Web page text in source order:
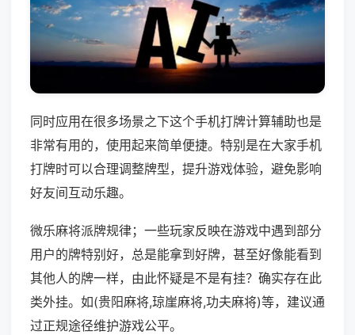
同时应用在很多场景之下这个手机打牌计算辅助也是
非常有用的，使用起来简单便捷。特别是在大家手机
打牌时可以合理调整牌型，提升游戏体验，避免影响
好友间互动乐趣。
微乐麻将派牌规律；一些玩家反映在游戏中遇到部分
用户的牌特别好，总是能拿到好牌，甚至好像能看到
其他人的牌一样，由此怀疑是不是有挂？确实存在此
类外挂。如(贵阳麻将,琼崖麻将,功夫麻将)等，建议通
过正规途径维护游戏公平。